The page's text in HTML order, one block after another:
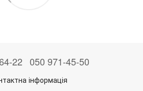
22 050 971-45-50
інформація